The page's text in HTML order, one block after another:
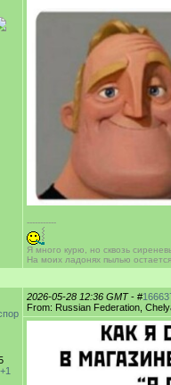
-----------
Я много курю, но сквозь
На моих ладонях пылью
2026-05-28 12:36 GMT- #
From: Russian Federation,